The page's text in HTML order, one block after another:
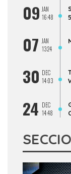
09 JAN
16:48
07 JAN
13:24
30 DEC
14:03
24 DEC
14:48